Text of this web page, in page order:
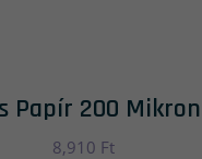
Papír 200
8,910 Ft